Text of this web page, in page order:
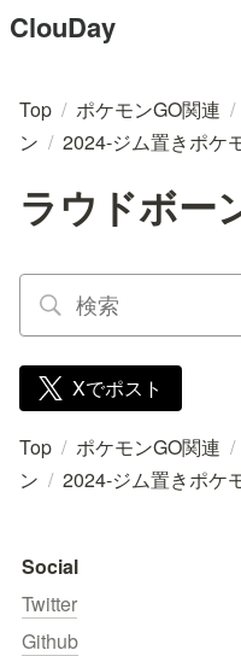
ClouDay
Top / ポケモンGO関連 /
ン / 2024-ジム置きポケ
ラウドボー
Xでポスト
Top / ポケモンGO関連 /
ン / 2024-ジム置きポケ
Social
Twitter
Github